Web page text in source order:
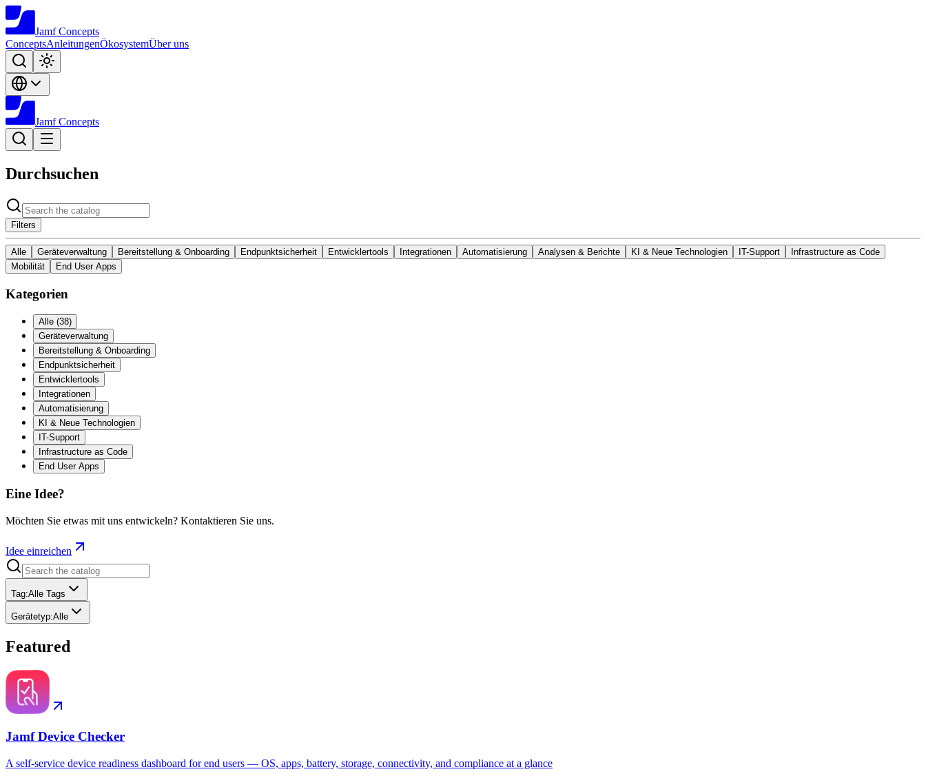
Jamf Concepts
ConceptsAnleitungenÖkosystemÜber uns
Jamf Concepts
Durchsuchen
Filters
Alle Geräteverwaltung Bereitstellung & Onboarding Endpunktsicherheit Entwicklertools Integrationen Automatisierung Analysen & Berichte KI & Neue Technologien IT-Support
Infrastructure as Code
Mobilität
End User Apps
Kategorien
Alle (38)
Geräteverwaltung
Bereitstellung & Onboarding
Endpunktsicherheit
Entwicklertools
Integrationen
Automatisierung
KI & Neue Technologien
IT-Support
Infrastructure as Code
End User Apps
Eine Idee?
Möchten Sie etwas mit uns entwickeln? Kontaktieren Sie uns.
Idee einreichen
Tag:Alle Tags
Gerätetyp:Alle
Featured
Jamf Device Checker
A self-service device readiness dashboard for end users — OS, apps, battery, storage, connectivity, and compliance at a glance